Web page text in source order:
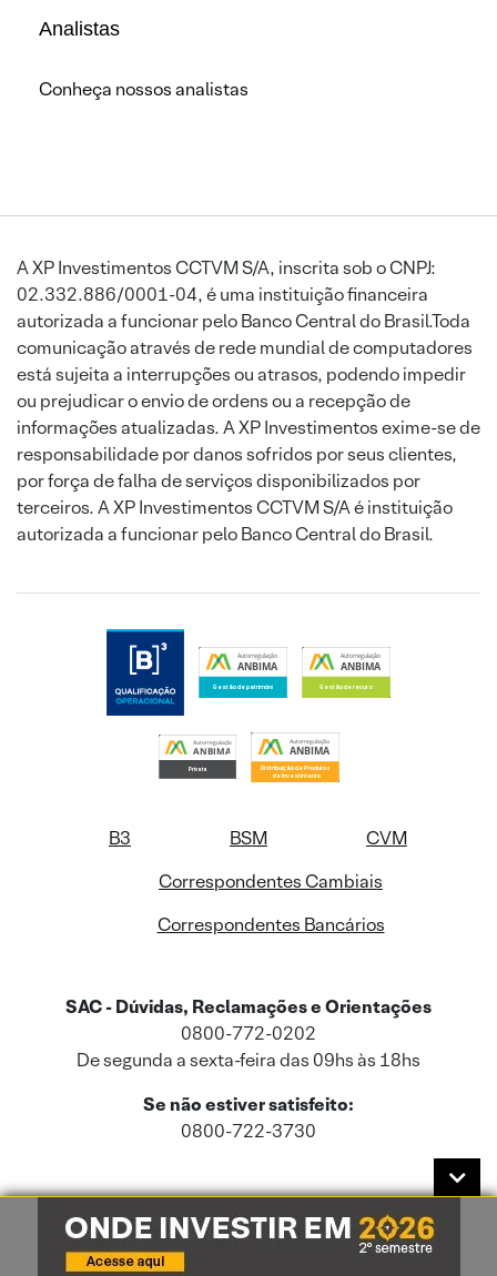
Analistas
Conheça nossos analistas
A XP Investimentos CCTVM S/A, inscrita sob o CNPJ:
02.332.886/0001-04, é uma instituição financeira
autorizada a funcionar pelo Banco Central do Brasil.Toda
comunicação através de rede mundial de computadores
está sujeita a interrupções ou atrasos, podendo impedir
ou prejudicar o envio de ordens ou a recepção de
informações atualizadas. A XP Investimentos exime-se de
responsabilidade por danos sofridos por seus clientes,
por força de falha de serviços disponibilizados por
terceiros. A XP Investimentos CCTVM S/A é instituição
autorizada a funcionar pelo Banco Central do Brasil.
B3 BSM
CVM
Correspondentes Cambiais
Correspondentes Bancários
SAC - Dúvidas, Reclamações e Orientações
0800-772-0202
De segunda a sexta-feira das 09hs às 18hs
Se não estiver satisfeito:
0800-722-3730
Este site usa cookies e dados pessoais de acordo com a nossaPolítica de
Cookies
e a nossaPolítica de Privacidade.